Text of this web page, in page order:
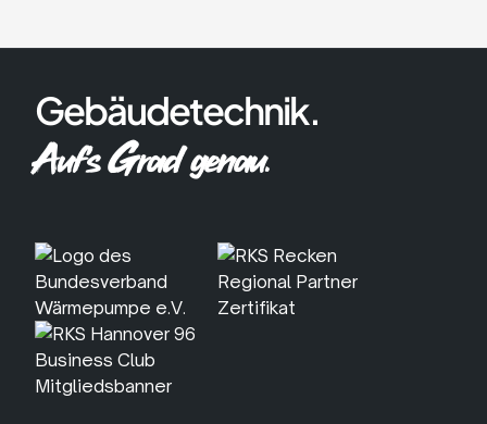
Gebäudetechnik.
Auf's Grad genau.